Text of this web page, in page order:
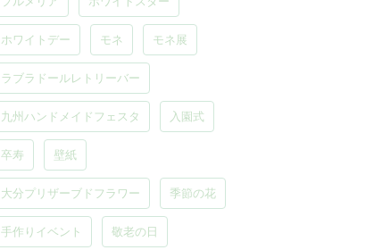
ホワイトデー モネ モネ展
ラブラドールレトリーバー
九州ハンドメイドフェスタ 入園式
卒寿 壁紙
大分プリザーブドフラワー 季節の花
手作りイベント 敬老の日